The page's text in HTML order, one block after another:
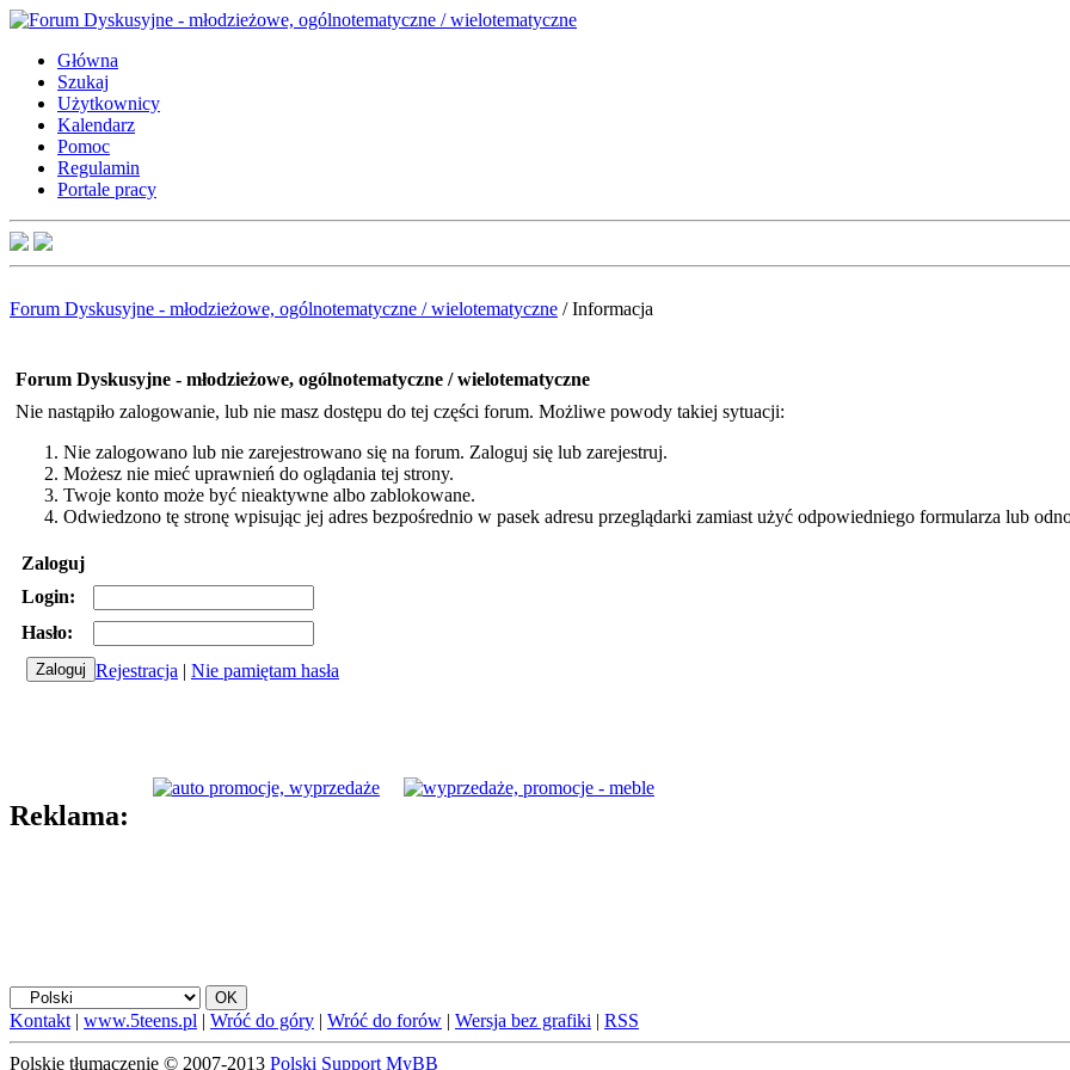
Główna
Szukaj
Użytkownicy
Kalendarz
Pomoc
Regulamin
Portale pracy
Forum Dyskusyjne - młodzieżowe, ogólnotematyczne / wielotematyczne /Informacja
Forum Dyskusyjne - młodzieżowe, ogólnotematyczne / wielotematyczne
Nie nastąpiło zalogowanie, lub nie masz dostępu do tej części forum. Możliwe powody takiej sytuacji:
Nie zalogowano lub nie zarejestrowano się na forum. Zaloguj się lub zarejestruj.
Możesz nie mieć uprawnień do oglądania tej strony.
Twoje konto może być nieaktywne albo zablokowane.
Odwiedzono tę stronę wpisując jej adres bezpośrednio w pasek adresu przeglądarki zamiast użyć odpowiedniego formularza lub
Zaloguj
Login:
Hasło:
Rejestracja | Nie pamiętam hasła
Reklama:
Kontakt | www.5teens.pl | Wróć do góry | Wróć do forów | Wersja bez grafiki | RSS
Polskie tłumaczenie © 2007-2013 Polski Support MyBB